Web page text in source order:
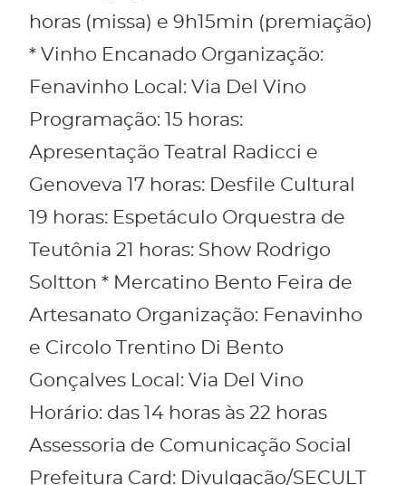
horas (missa) e 9h15min (premiação)
* Vinho Encanado Organização:
Fenavinho Local: Via Del Vino
Programação: 15 horas:
Apresentação Teatral Radicci e
Genoveva 17 horas: Desfile Cultural
19 horas: Espetáculo Orquestra de
Teutônia 21 horas: Show Rodrigo
Soltton * Mercatino Bento Feira de
Artesanato Organização: Fenavinho
e Circolo Trentino Di Bento
Gonçalves Local: Via Del Vino
Horário: das 14 horas às 22 horas
Assessoria de Comunicação Social
Prefeitura Card: Divulgação/SECULT